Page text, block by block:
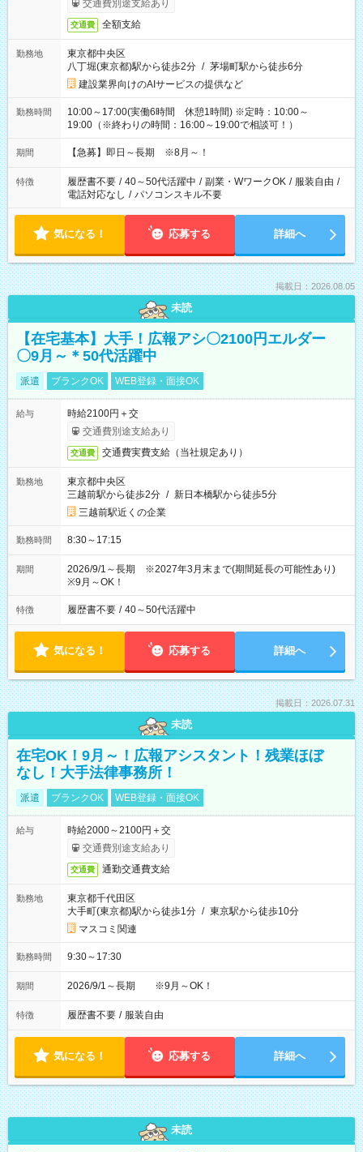
交通費別途支給あり
交通費 全額支給
勤務地
東京都中央区
八丁堀(東京都)駅から徒歩2分 / 茅場町駅から徒歩6分
建設業界向けのAIサービスの提供など
勤務時間
10:00～17:00(実働6時間 休憩1時間) ※定時：10:00～
19:00（※終わりの時間：16:00～19:00で相談可！）
期間 【急募】即日～長期 ※8月～！
特徴 履歴書不要 / 40～50代活躍中 / 副業・WワークOK / 服装自由 /
電話対応なし / パソコンスキル不要
気になる！ 応募する 詳細へ
掲載日：2026.08.05
未読
【在宅基本】大手！広報アシ〇2100円エルダー
〇9月～＊50代活躍中
派遣 ブランクOK WEB登録・面接OK
給与
時給2100円＋交
交通費別途支給あり
交通費 交通費実費支給（当社規定あり）
勤務地
東京都中央区
三越前駅から徒歩2分 / 新日本橋駅から徒歩5分
三越前駅近くの企業
勤務時間 8:30～17:15
期間
2026/9/1～長期 ※2027年3月末まで(期間延長の可能性あり)
※9月～OK！
特徴 履歴書不要 / 40～50代活躍中
気になる！ 応募する 詳細へ
掲載日：2026.07.31
未読
在宅OK！9月～！広報アシスタント！残業ほぼ
なし！大手法律事務所！
派遣 ブランクOK WEB登録・面接OK
給与
時給2000～2100円＋交
交通費別途支給あり
交通費 通勤交通費支給
勤務地
東京都千代田区
大手町(東京都)駅から徒歩1分 / 東京駅から徒歩10分
マスコミ関連
勤務時間 9:30～17:30
期間 2026/9/1～長期 ※9月～OK！
特徴 履歴書不要 / 服装自由
気になる！ 応募する 詳細へ
未読